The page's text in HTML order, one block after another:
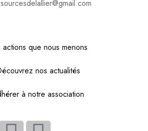
actions que nous menons
nos actualités
à notre association